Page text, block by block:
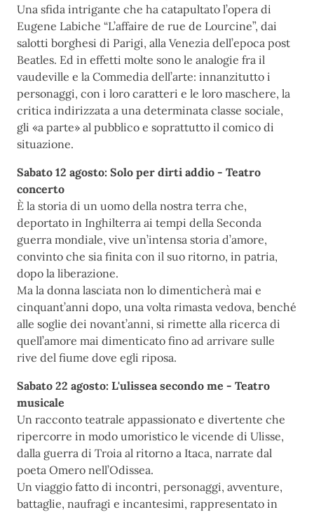
Una sfida intrigante che ha catapultato l’opera di
Eugene Labiche “L’affaire de rue de Lourcine”, dai
salotti borghesi di Parigi, alla Venezia dell’epoca post
Beatles. Ed in effetti molte sono le analogie fra il
vaudeville e la Commedia dell’arte: innanzitutto i
personaggi, con i loro caratteri e le loro maschere, la
critica indirizzata a una determinata classe sociale,
gli «a parte» al pubblico e soprattutto il comico di
situazione.
Sabato 12 agosto: Solo per dirti addio - Teatro
concerto
È la storia di un uomo della nostra terra che,
deportato in Inghilterra ai tempi della Seconda
guerra mondiale, vive un’intensa storia d’amore,
convinto che sia finita con il suo ritorno, in patria,
dopo la liberazione.
Ma la donna lasciata non lo dimenticherà mai e
cinquant’anni dopo, una volta rimasta vedova, benché
alle soglie dei novant’anni, si rimette alla ricerca di
quell’amore mai dimenticato fino ad arrivare sulle
rive del fiume dove egli riposa.
Sabato 22 agosto: L'ulissea secondo me - Teatro
musicale
Un racconto teatrale appassionato e divertente che
ripercorre in modo umoristico le vicende di Ulisse,
dalla guerra di Troia al ritorno a Itaca, narrate dal
poeta Omero nell’Odissea.
Un viaggio fatto di incontri, personaggi, avventure,
battaglie, naufragi e incantesimi, rappresentato in